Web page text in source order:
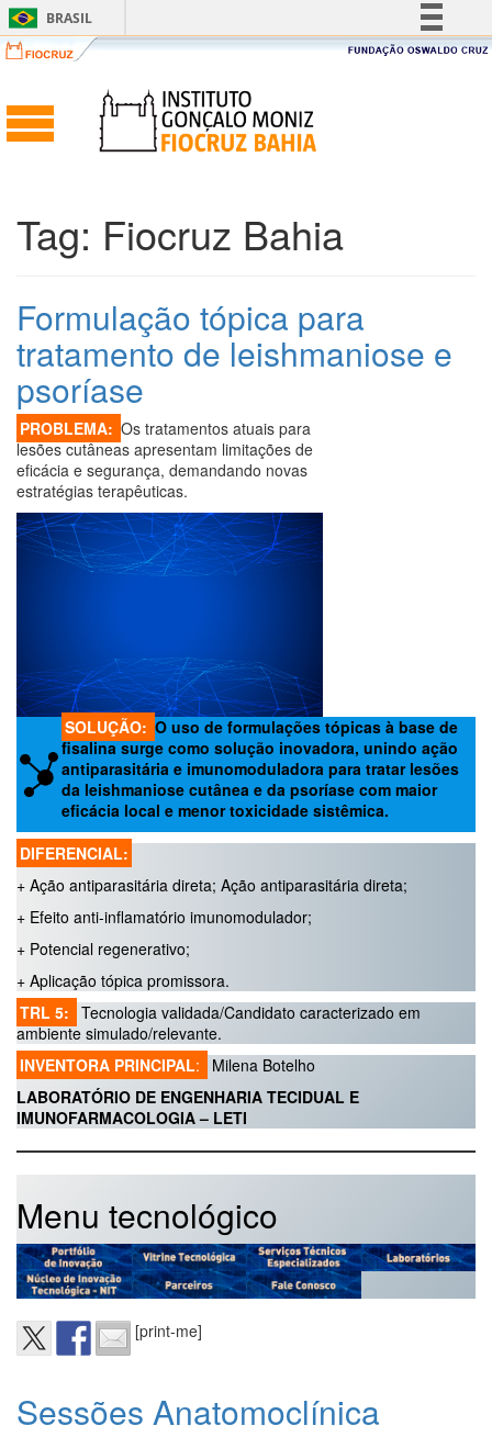
BRASIL
Simplifique!
Acesso à informação
Tag: Fiocruz Bahia
Formulação tópica para
tratamento de leishmaniose e
psoríase
PROBLEMA: Os tratamentos atuais para
lesões cutâneas apresentam limitações de
eficácia e segurança, demandando novas
estratégias terapêuticas.
SOLUÇÃO: O uso de formulações tópicas à base de
fisalina surge como solução inovadora, unindo ação
antiparasitária e imunomoduladora para tratar lesões
da leishmaniose cutânea e da psoríase com maior
eficácia local e menor toxicidade sistêmica.
DIFERENCIAL:
+ Ação antiparasitária direta; Ação antiparasitária direta;
+ Efeito anti-inflamatório imunomodulador;
+ Potencial regenerativo;
+ Aplicação tópica promissora.
TRL 5: Tecnologia validada/Candidato caracterizado em
ambiente simulado/relevante.
INVENTORA PRINCIPAL:
Milena Botelho
LABORATÓRIO DE ENGENHARIA TECIDUAL E
IMUNOFARMACOLOGIA – LETI
Menu tecnológico
[print-me]
Sessões Anatomoclínica